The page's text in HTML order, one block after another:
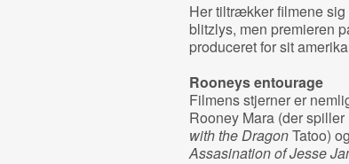
Her tiltrækker filmene
blitzlys, men premieren
produceret for sit
Rooneys entourage
Filmens stjerner er
Rooney Mara (der
with the DragonTatoo)
Assasination of Jesse